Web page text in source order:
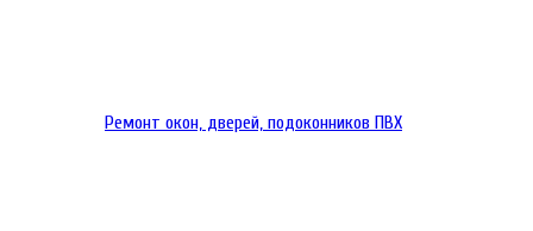
Ремонт окон, дверей, подоконников ПВХ